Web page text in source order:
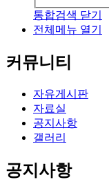
통합검색 닫기
전체메뉴 열기
커뮤니티
자유게시판
자료실
공지사항
갤러리
공지사항